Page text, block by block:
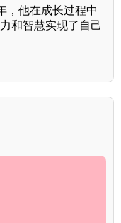
，他在成长过程中
和智慧实现了自己